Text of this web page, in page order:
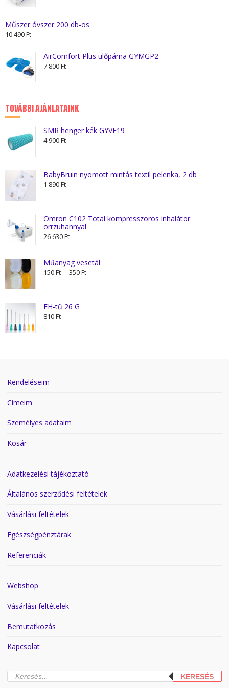
Műszer óvszer 200 db-os
10 490Ft
AirComfort Plus ülőpárna GYMGP2
7 800Ft
TOVÁBBI AJÁNLATAINK
SMR henger kék GYVF19
4 900Ft
BabyBruin nyomott mintás textil pelenka, 2 db
1 890Ft
Omron C102 Total kompresszoros inhalátor
orrzuhannyal
26 630Ft
Műanyag vesetál
150Ft – 350FtÁrtartomány:
EH-tű 26 G
810Ft
Rendeléseim
Címeim
Személyes adataim
Kosár
Adatkezelési tájékoztató
Általános szerződési feltételek
Vásárlási feltételek
Egészségpénztárak
Referenciák
Webshop
Vásárlási feltételek
Bemutatkozás
Kapcsolat
Products
search KERESÉS